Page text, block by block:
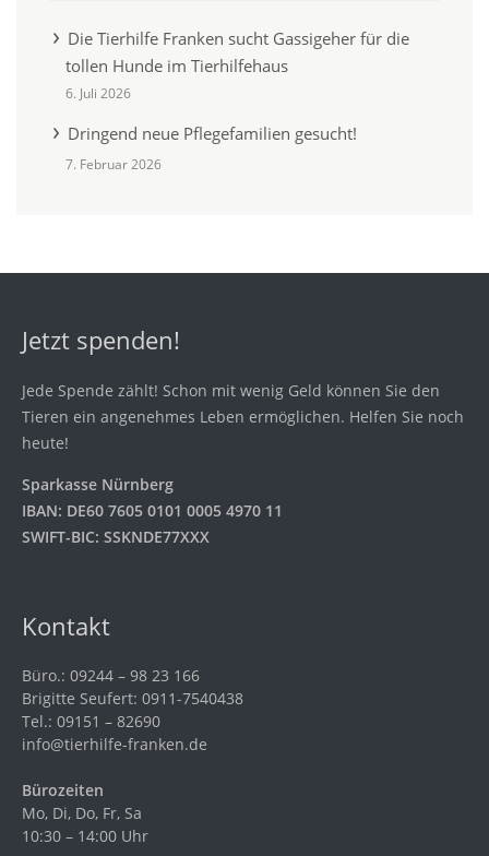
Die Tierhilfe Franken sucht Gassigeher für die
tollen Hunde im Tierhilfehaus
6. Juli 2026
Dringend neue Pflegefamilien gesucht!
7. Februar 2026
Jetzt spenden!
Jede Spende zählt! Schon mit wenig Geld können Sie den
Tieren ein angenehmes Leben ermöglichen. Helfen Sie noch
heute!
Sparkasse Nürnberg
IBAN: DE60 7605 0101 0005 4970 11
SWIFT-BIC: SSKNDE77XXX
Kontakt
Büro.: 09244 – 98 23 166
Brigitte Seufert: 0911-7540438
Tel.: 09151 – 82690
info@tierhilfe-franken.de
Bürozeiten
Mo, Di, Do, Fr, Sa
10:30 – 14:00 Uhr